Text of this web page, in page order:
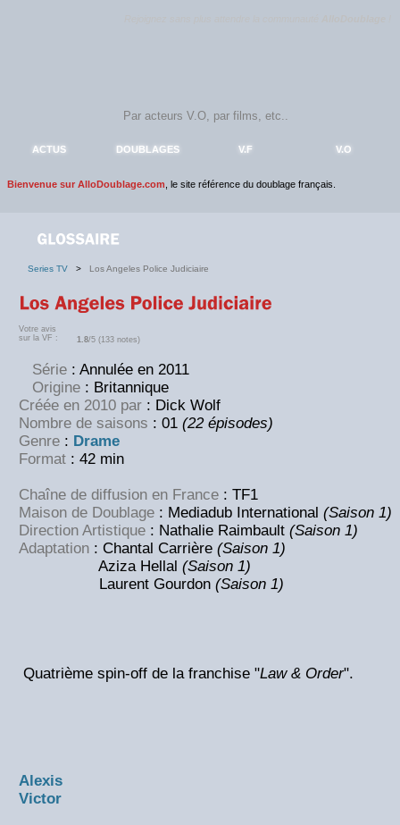
ACTUS DOUBLAGES V.F V.O
Bienvenue sur AlloDoublage.com , le site référence du doublage français.
Series TV > Los Angeles Police Judiciaire
Votre avis
sur la VF :
1.8/5 (133 notes)
Série : Annulée en 2011
Origine : Britannique
Créée en 2010 par : Dick Wolf
Nombre de saisons : 01 (22 épisodes)
Genre : Drame
Format : 42 min
Chaîne de diffusion en France : TF1
Maison de Doublage : Mediadub International (Saison 1)
Direction Artistique : Nathalie Raimbault (Saison 1)
Adaptation : Chantal Carrière (Saison 1)
Aziza Hellal (Saison 1)
Laurent Gourdon (Saison 1)
Quatrième spin-off de la franchise "Law & Order".
Alexis
Victor